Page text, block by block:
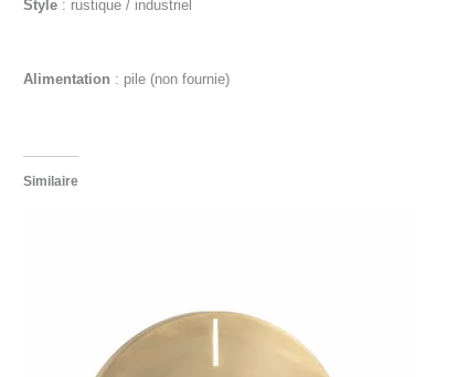
Style: rustique / industriel
Alimentation : pile (non fournie)
Similaire